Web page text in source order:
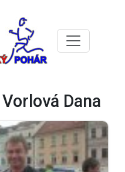
Dana